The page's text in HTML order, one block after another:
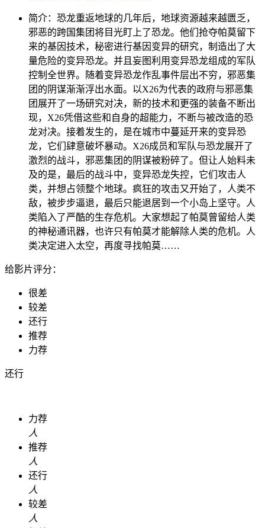
简介： 恐龙重返地球的几年后，地球资源越来越匮乏，
邪恶的跨国集团将目光盯上了恐龙。他们抢夺帕莫留下
来的基因技术，秘密进行基因变异的研究，制造出了大
量危险的变异恐龙。并且妄图利用变异恐龙组成的军队
控制全世界。随着变异恐龙作乱事件层出不穷，邪恶集
团的阴谋渐渐浮出水面。以X26为代表的政府与邪恶集
团展开了一场研究对决，新的技术和更强的装备不断出
现，X26凭借这些和自身的超能力，不断与被改造的恐
龙对决。接着发生的，是在城市中蔓延开来的变异恐
龙，它们肆意破坏暴动。X26成员和军队与恐龙展开了
激烈的战斗，邪恶集团的阴谋被粉碎了。但让人始料未
及的是，最后的战斗中，变异恐龙失控，它们攻击人
类，并想占领整个地球。疯狂的攻击又开始了，人类不
敌，被步步逼退，最后只能退居到一个小岛上坚守。人
类陷入了严酷的生存危机。大家想起了帕莫曾留给人类
的神秘通讯器，也许只有帕莫才能解除人类的危机。人
类决定进入太空，再度寻找帕莫……
给影片评分：
很差
较差
还行
推荐
力荐
还行
力荐
人
推荐
人
还行
人
较差
人